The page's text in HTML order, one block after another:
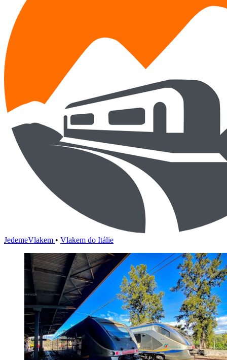
JedemeVlakem • Vlakem do Itálie